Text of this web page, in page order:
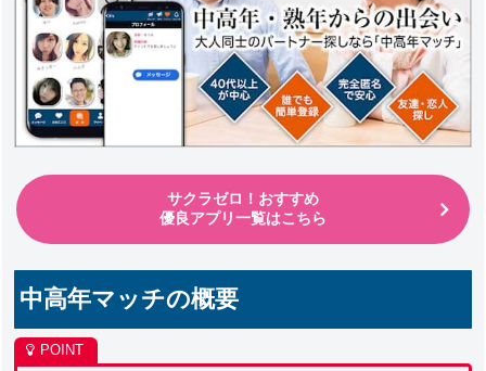
サクラゼロ！おすすめ
優良アプリ一覧はこちら
中高年マッチの概要